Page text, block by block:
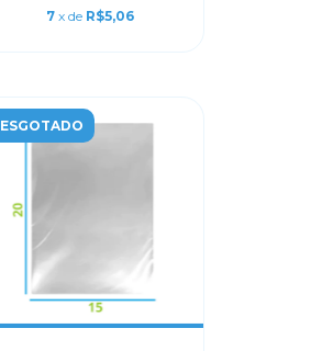
7 x de R$5,06
ESGOTADO